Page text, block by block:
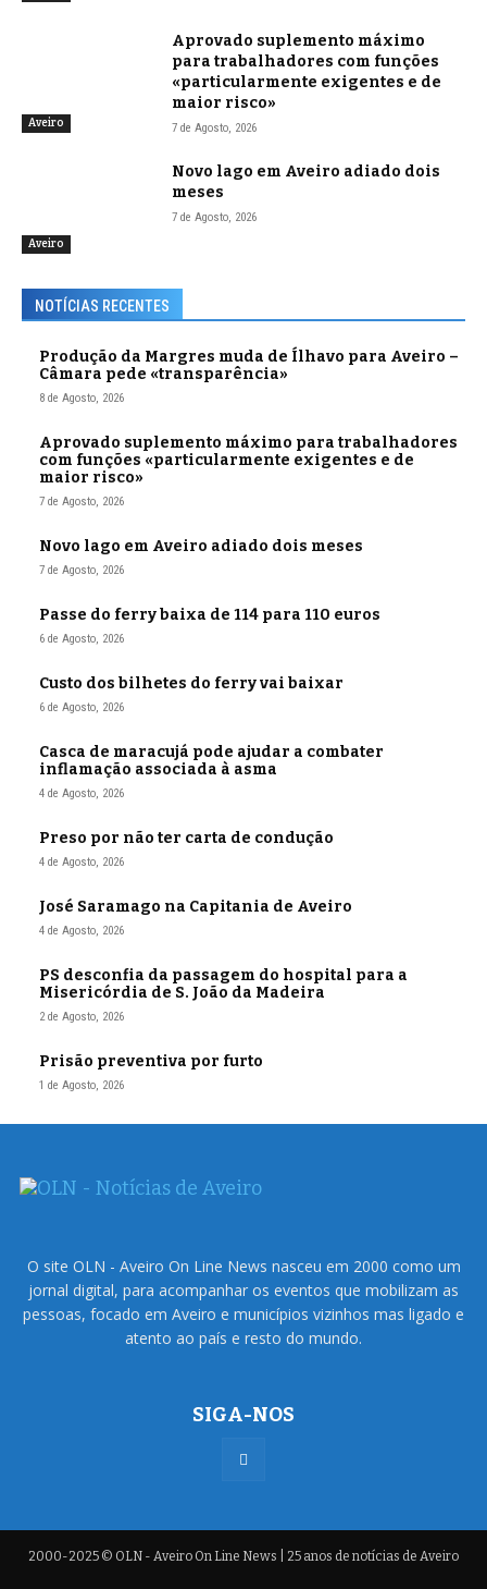
Aveiro
Aprovado suplemento máximo
para trabalhadores com funções
«particularmente exigentes e de
maior risco»
7 de Agosto, 2026
Aveiro
Novo lago em Aveiro adiado dois
meses
7 de Agosto, 2026
NOTÍCIAS RECENTES
Produção da Margres muda de Ílhavo para Aveiro –
Câmara pede «transparência»
8 de Agosto, 2026
Aprovado suplemento máximo para trabalhadores
com funções «particularmente exigentes e de
maior risco»
7 de Agosto, 2026
Novo lago em Aveiro adiado dois meses
7 de Agosto, 2026
Passe do ferry baixa de 114 para 110 euros
6 de Agosto, 2026
Custo dos bilhetes do ferry vai baixar
6 de Agosto, 2026
Casca de maracujá pode ajudar a combater
inflamação associada à asma
4 de Agosto, 2026
Preso por não ter carta de condução
4 de Agosto, 2026
José Saramago na Capitania de Aveiro
4 de Agosto, 2026
PS desconfia da passagem do hospital para a
Misericórdia de S. João da Madeira
2 de Agosto, 2026
Prisão preventiva por furto
1 de Agosto, 2026
O site OLN - Aveiro On Line News nasceu em 2000 como um
jornal digital, para acompanhar os eventos que mobilizam as
pessoas, focado em Aveiro e municípios vizinhos mas ligado e
atento ao país e resto do mundo.
SIGA-NOS
2000-2025 © OLN - Aveiro On Line News | 25 anos de notícias de Aveiro